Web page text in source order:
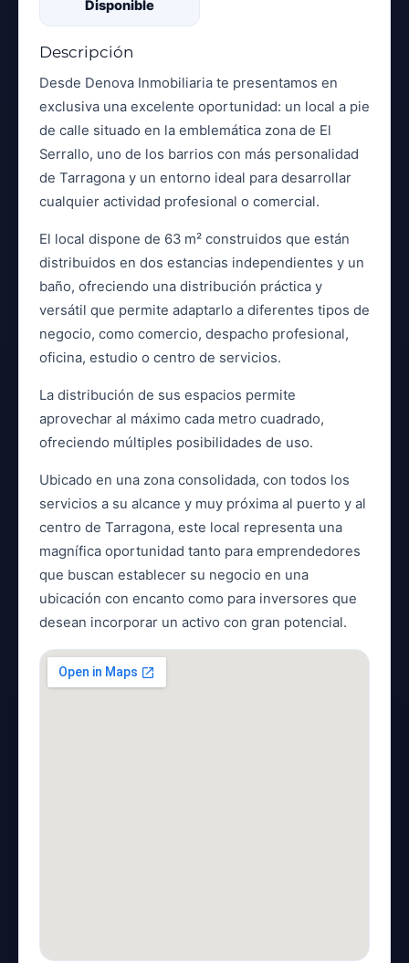
Descripción
Desde Denova Inmobiliaria te presentamos en
exclusiva una excelente oportunidad: un local a pie
de calle situado en la emblemática zona de El
Serrallo, uno de los barrios con más personalidad
de Tarragona y un entorno ideal para desarrollar
cualquier actividad profesional o comercial.
El local dispone de 63 m² construidos que están
distribuidos en dos estancias independientes y un
baño, ofreciendo una distribución práctica y
versátil que permite adaptarlo a diferentes tipos de
negocio, como comercio, despacho profesional,
oficina, estudio o centro de servicios.
La distribución de sus espacios permite
aprovechar al máximo cada metro cuadrado,
ofreciendo múltiples posibilidades de uso.
Ubicado en una zona consolidada, con todos los
servicios a su alcance y muy próxima al puerto y al
centro de Tarragona, este local representa una
magnífica oportunidad tanto para emprendedores
que buscan establecer su negocio en una
ubicación con encanto como para inversores que
desean incorporar un activo con gran potencial.